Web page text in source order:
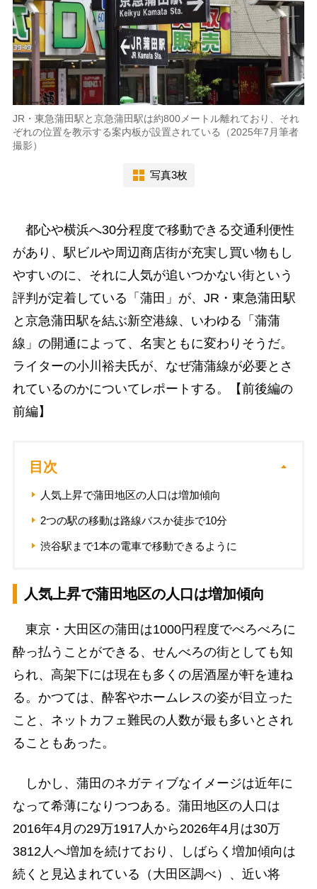
JR・東急蒲田駅と京急蒲田駅は約800メートル離れており、それ
ぞれの位置を教示する案内板が設置されている（2025年7月筆者
撮影）
写真3枚
都心や横浜へ30分程度で移動できる交通利便性
があり、駅ビルや周辺商店街が充実し買い物もし
やすいのに、それに人気が追いつかない街という
評判が定着している「蒲田」が、JR・東急蒲田駅
と京急蒲田駅を結ぶ新空港線、いわゆる「蒲蒲
線」の開通によって、名実ともに変わりそうだ。
ライターの小川裕夫氏が、なぜ蒲蒲線が必要とさ
れているのかについてレポートする。【前後編の
前編】
目次
人気上昇で蒲田地区の人口は増加傾向
2つの駅の移動は路線バスか徒歩で10分
渋谷駅まで1本の電車で移動できるように
人気上昇で蒲田地区の人口は増加傾向
東京・大田区の蒲田は1000円程度でべろべろに
酔っ払うことができる、せんべろの街としても知
られ、高架下には現在も多くの居酒屋が軒を連ね
る。かつては、酔客やホームレスの姿が目立った
こと、ネットカフェ難民の人数が最も多いとされ
ることもあった。
しかし、蒲田のネガティブなイメージは近年に
なって希薄になりつつある。蒲田地区の人口は
2016年4月の29万1917人から2026年4月は30万
3812人へ増加を続けており、しばらく増加傾向は
続くと見込まれている（大田区調べ）、近い将